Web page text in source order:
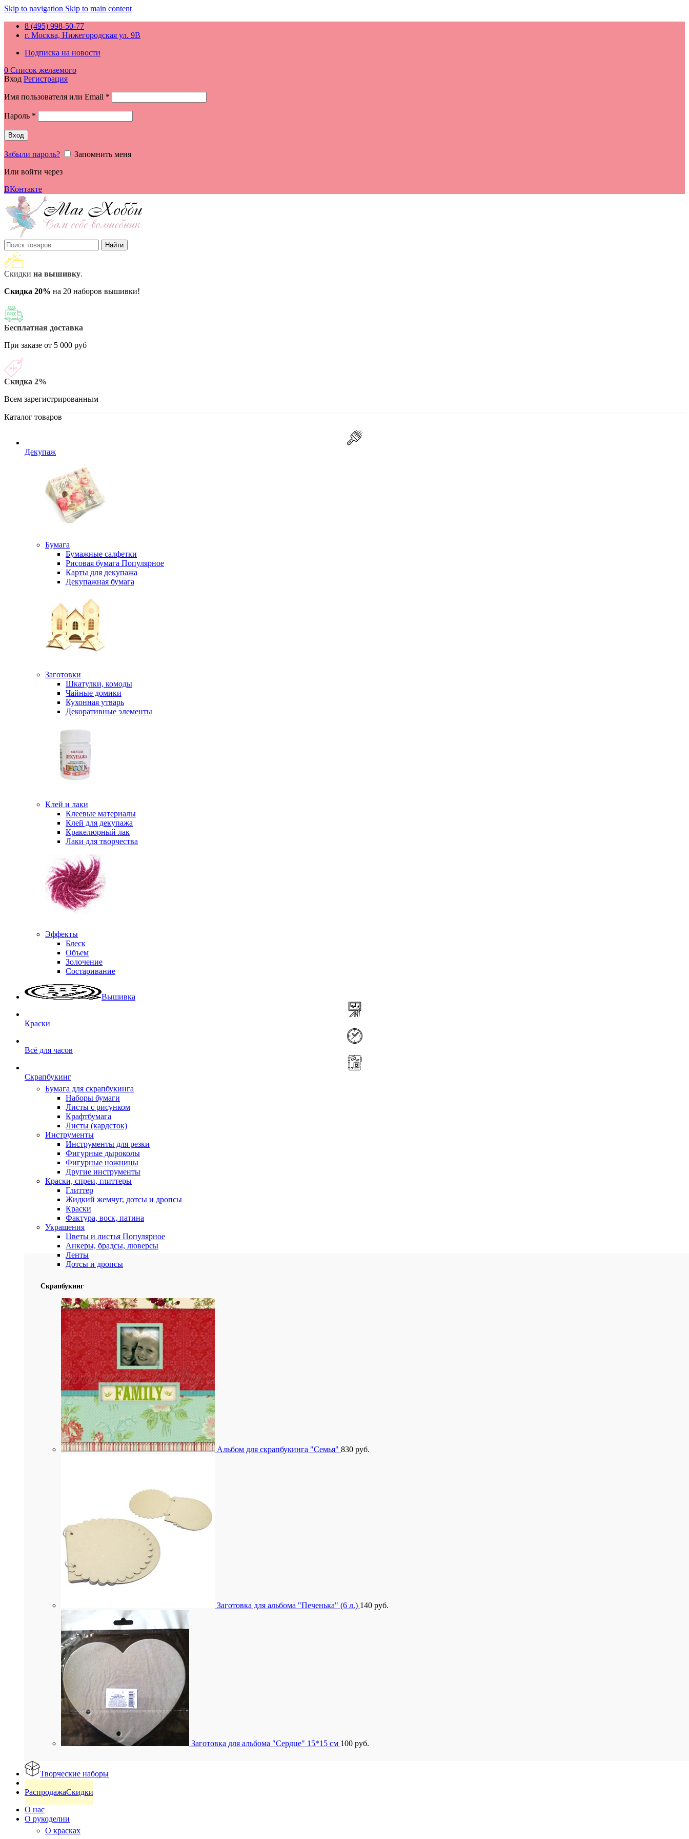
Skip to navigation Skip to main content
8 (495) 998-50-77
г. Москва, Нижегородская ул. 9В
Подписка на новости
0 Список желаемого
Вход Регистрация
Имя пользователя или Email *
Пароль *
Вход
Забыли пароль?
Запомнить меня
Или войти через
ВКонтакте
Найти
Скидки на вышивку.
Скидка 20% на 20 наборов вышивки!
Бесплатная доставка
При заказе от 5 000 руб
Скидка 2%
Всем зарегистрированным
Каталог товаров
Декупаж
Бумага
Бумажные салфетки
Рисовая бумага Популярное
Карты для декупажа
Декупажная бумага
Заготовки
Шкатулки, комоды
Чайные домики
Кухонная утварь
Декоративные элементы
Клей и лаки
Клеевые материалы
Клей для декупажа
Кракелюрный лак
Лаки для творчества
Эффекты
Блеск
Объем
Золочение
Состаривание
Вышивка
Краски
Всё для часов
Скрапбукинг
Бумага для скрапбукинга
Наборы бумаги
Листы с рисунком
Крафтбумага
Листы (кардсток)
Инструменты
Инструменты для резки
Фигурные дыроколы
Фигурные ножницы
Другие инструменты
Краски, спреи, глиттеры
Глиттер
Жидкий жемчуг, дотсы и дропсы
Краски
Фактура, воск, патина
Украшения
Цветы и листья Популярное
Анкеры, брадсы, люверсы
Ленты
Дотсы и дропсы
Скрапбукинг
Альбом для скрапбукинга "Семья" 830 руб.
Заготовка для альбома "Печенька" (6 л.) 140 руб.
Заготовка для альбома "Сердце" 15*15 см 100 руб.
Творческие наборы
РаспродажаСкидки
О нас
О рукоделии
О красках